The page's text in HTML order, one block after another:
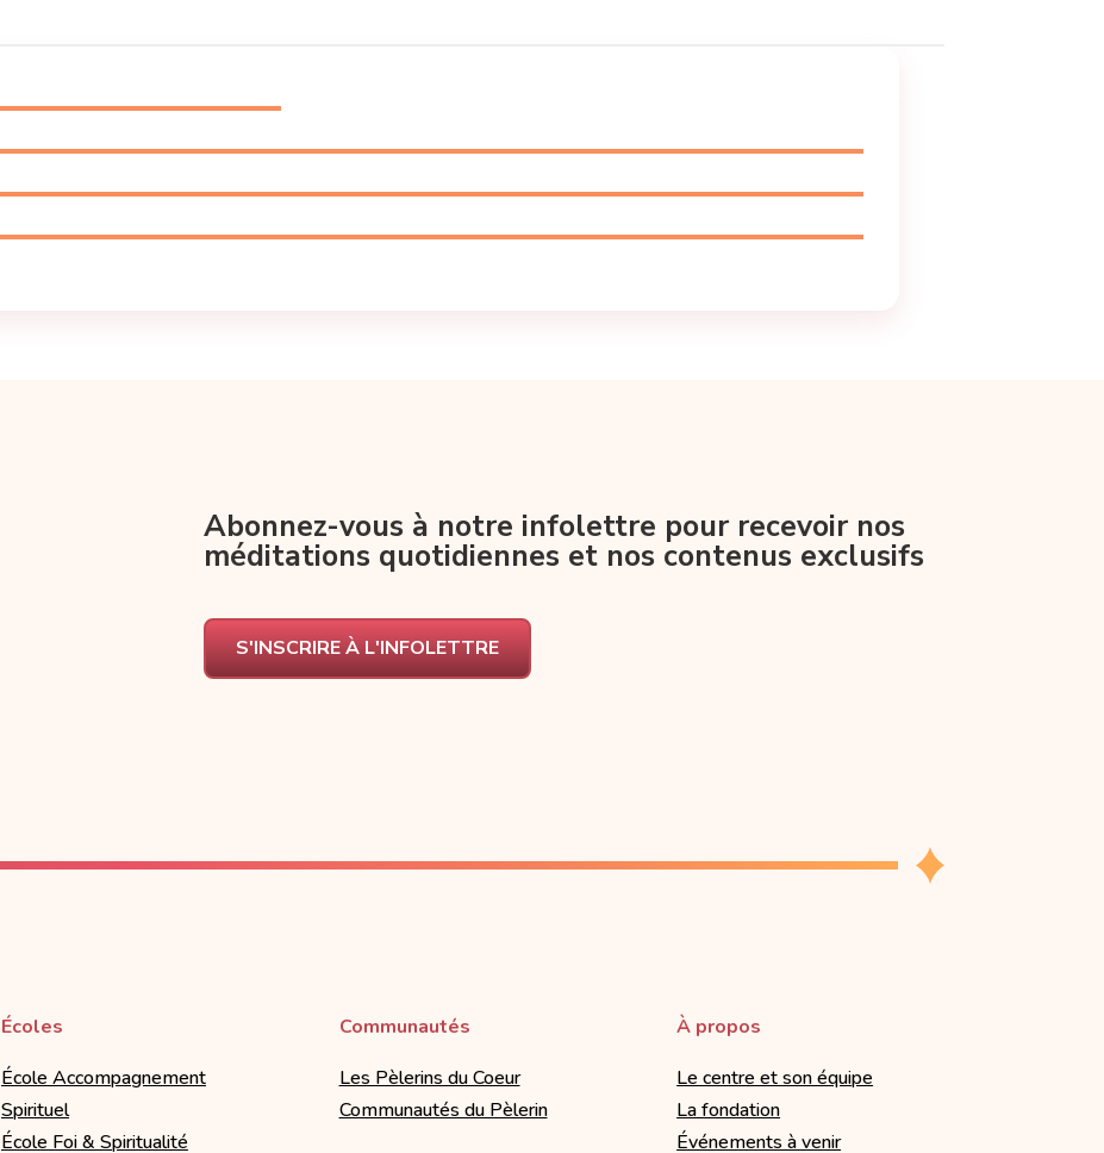
Abonnez-vous à notre infolettre pour recevoir nos
méditations quotidiennes et nos contenus exclusifs
S'INSCRIRE À L'INFOLETTRE
Écoles
École Accompagnement
Spirituel
École Foi & Spiritualité
Communautés
Les Pèlerins du Coeur
Communautés du Pèlerin
À propos
Le centre et son équipe
La fondation
Événements à venir